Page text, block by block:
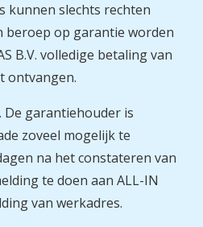
kunnen slechts rechten
beroep op garantie worden
B.V. volledige betaling van
ontvangen.
De garantiehouder is
zoveel mogelijk te
na het constateren van
te doen aan ALL-IN
van werkadres.